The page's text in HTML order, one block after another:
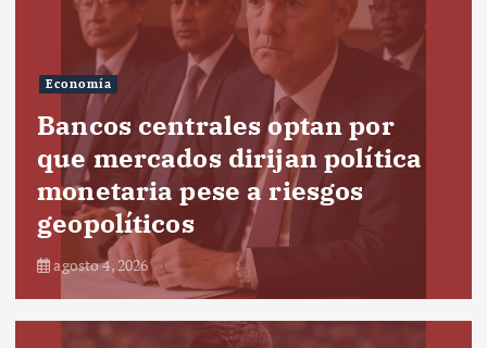
Economía
Bancos centrales optan por
que mercados dirijan política
monetaria pese a riesgos
geopolíticos
agosto 4, 2026